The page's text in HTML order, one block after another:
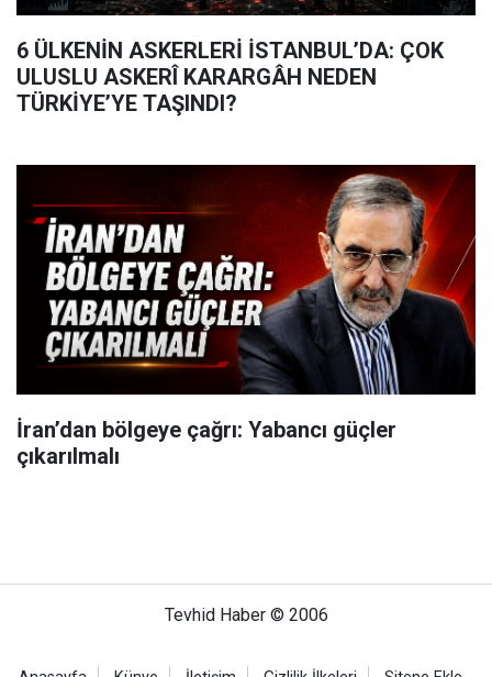
6 ÜLKENİN ASKERLERİ İSTANBUL’DA: ÇOK
ULUSLU ASKERÎ KARARGÂH NEDEN
TÜRKİYE’YE TAŞINDI?
İran’dan bölgeye çağrı: Yabancı güçler
çıkarılmalı
Tevhid Haber © 2006